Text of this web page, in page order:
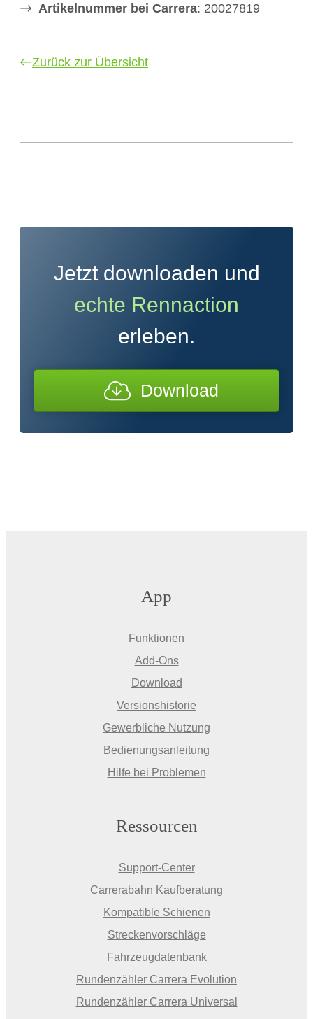
Artikelnummer bei Carrera: 20027819
Zurück zur Übersicht
Jetzt downloaden und
echte Rennaction
erleben.
Download
App
Funktionen
Add-Ons
Download
Versionshistorie
Gewerbliche Nutzung
Bedienungsanleitung
Hilfe bei Problemen
Ressourcen
Support-Center
Carrerabahn Kaufberatung
Kompatible Schienen
Streckenvorschläge
Fahrzeugdatenbank
Rundenzähler Carrera Evolution
Rundenzähler Carrera Universal